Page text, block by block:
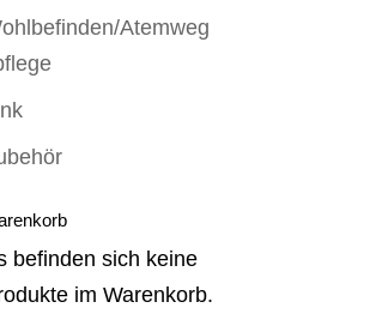
Atemweg
befinden sich keine
im Warenkorb.